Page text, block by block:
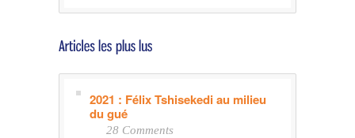
2021 : Félix Tshisekedi au milieu
du gué
28 Comments